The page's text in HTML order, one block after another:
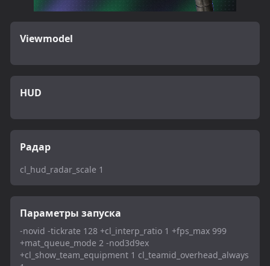
Viewmodel
HUD
Радар
cl_hud_radar_scale 1
Параметры запуска
-novid -tickrate 128 +cl_interp_ratio 1 +fps_max 999
+mat_queue_mode 2 -nod3d9ex
+cl_show_team_equipment 1 cl_teamid_overhead_always